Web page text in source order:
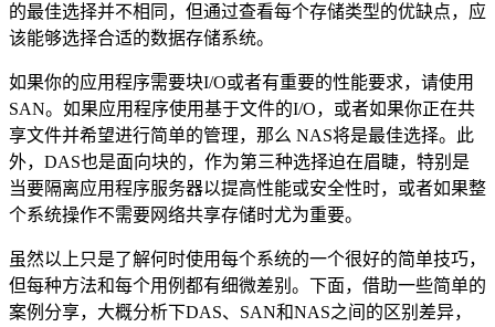
的最佳选择并不相同，但通过查看每个存储类型的优缺点，应
该能够选择合适的数据存储系统。
如果你的应用程序需要块I/O或者有重要的性能要求，请使用
SAN。如果应用程序使用基于文件的I/O，或者如果你正在共
享文件并希望进行简单的管理，那么 NAS将是最佳选择。此
外，DAS也是面向块的，作为第三种选择迫在眉睫，特别是
当要隔离应用程序服务器以提高性能或安全性时，或者如果整
个系统操作不需要网络共享存储时尤为重要。
虽然以上只是了解何时使用每个系统的一个很好的简单技巧，
但每种方法和每个用例都有细微差别。下面，借助一些简单的
案例分享，大概分析下DAS、SAN和NAS之间的区别差异，